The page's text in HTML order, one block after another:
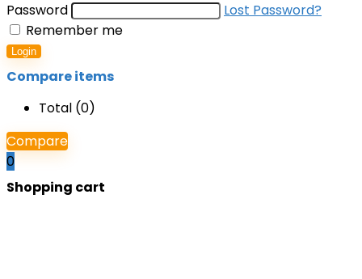
Password
Lost Password?
Remember me
Login
Compare items
Total (0)
Compare
0
Shopping cart